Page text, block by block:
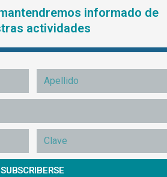
informado de
actividades
SUBSCRIBERSE